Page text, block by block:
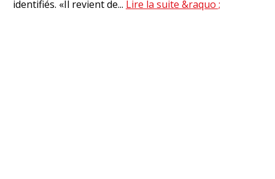
identifiés. «Il revient de... Lire la suite &raquo ;